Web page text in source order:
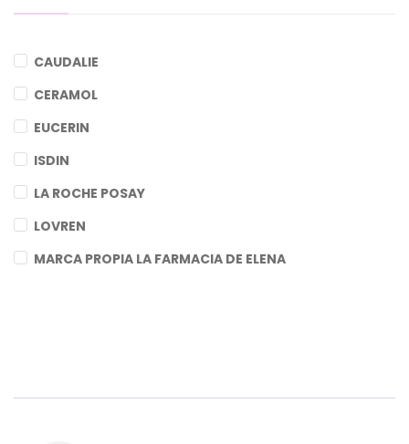
CAUDALIE
CERAMOL
EUCERIN
ISDIN
LA ROCHE POSAY
LOVREN
MARCA PROPIA LA FARMACIA DE ELENA